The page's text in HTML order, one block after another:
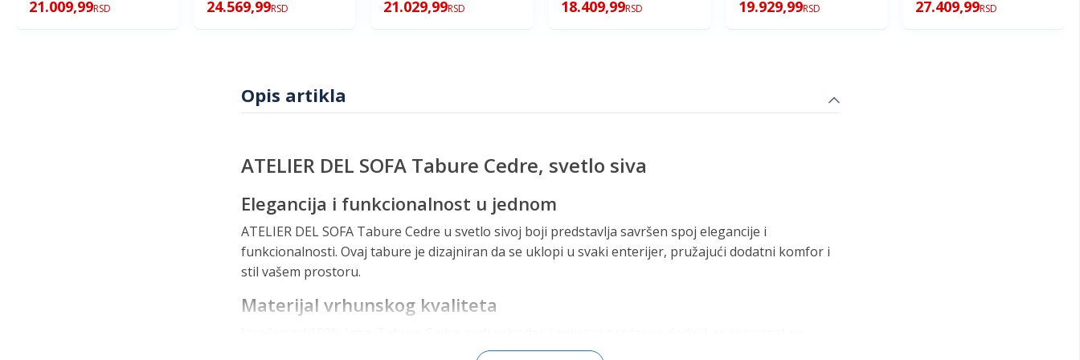
21.009,99RSD 24.569,99RSD 21.029,99RSD 18.409,99RSD 19.929,99RSD 27.409,99RSD
Opis artikla
ATELIER DEL SOFA Tabure Cedre, svetlo siva
Elegancija i funkcionalnost u jednom
ATELIER DEL SOFA Tabure Cedre u svetlo sivoj boji predstavlja savršen spoj elegancije i
funkcionalnosti. Ovaj tabure je dizajniran da se uklopi u svaki enterijer, pružajući dodatni komfor i
stil vašem prostoru.
Materijal vrhunskog kvaliteta
svojoj izdržljivosti i otpornosti, što ga čini idealnim izborom za dugotrajnu upotrebu. Svetlo siva